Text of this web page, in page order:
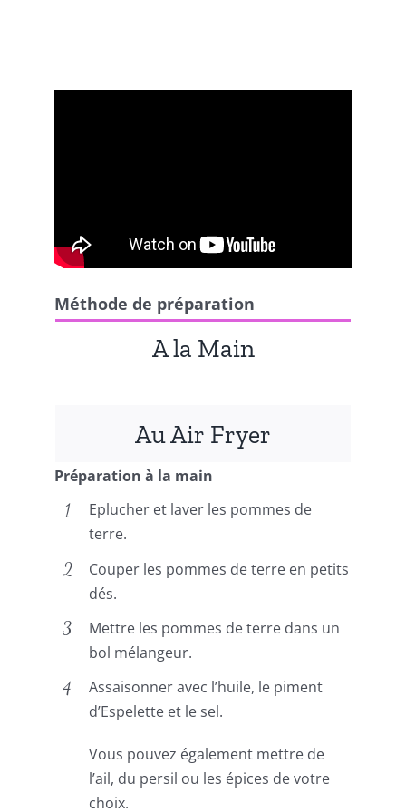
Méthode de préparation
A la Main
Au Air Fryer
Préparation à la main
Eplucher et laver les pommes de
terre.
Couper les pommes de terre en petits
dés.
Mettre les pommes de terre dans un
bol mélangeur.
Assaisonner avec l’huile, le piment
d’Espelette et le sel.
Vous pouvez également mettre de
l’ail, du persil ou les épices de votre
choix.